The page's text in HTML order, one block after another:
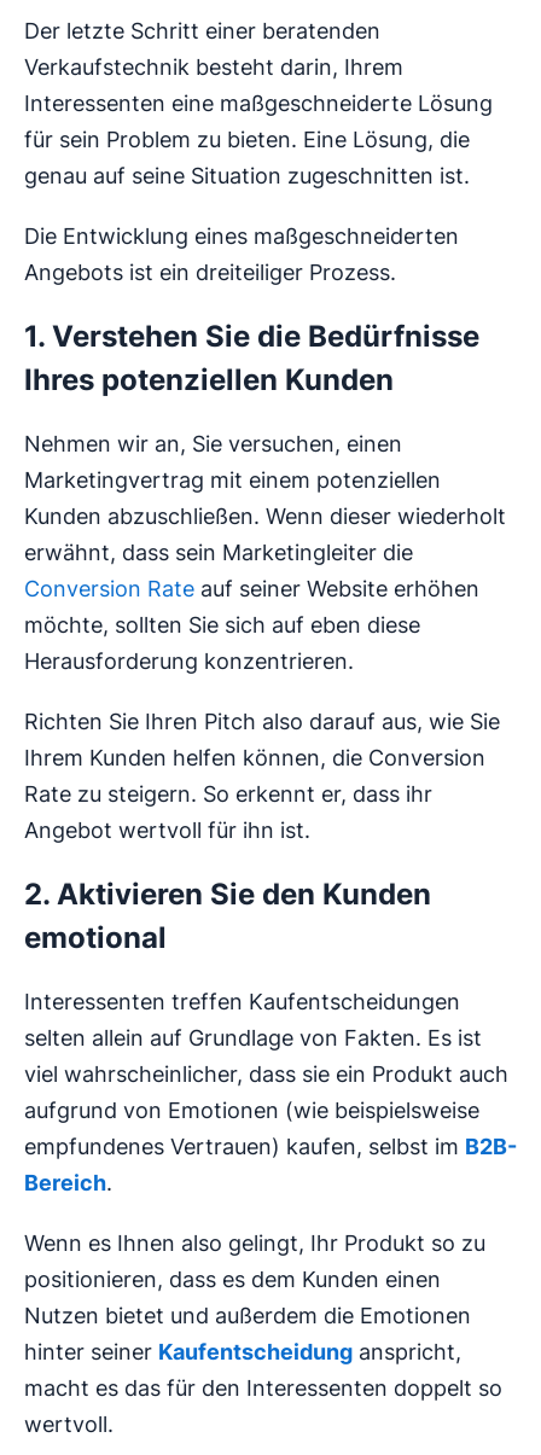
Der letzte Schritt einer beratenden
Verkaufstechnik besteht darin, Ihrem
Interessenten eine maßgeschneiderte Lösung
für sein Problem zu bieten. Eine Lösung, die
genau auf seine Situation zugeschnitten ist.
Die Entwicklung eines maßgeschneiderten
Angebots ist ein dreiteiliger Prozess.
1. Verstehen Sie die Bedürfnisse
Ihres potenziellen Kunden
Nehmen wir an, Sie versuchen, einen
Marketingvertrag mit einem potenziellen
Kunden abzuschließen. Wenn dieser wiederholt
erwähnt, dass sein Marketingleiter die
Conversion Rate auf seiner Website erhöhen
möchte, sollten Sie sich auf eben diese
Herausforderung konzentrieren.
Richten Sie Ihren Pitch also darauf aus, wie Sie
Ihrem Kunden helfen können, die Conversion
Rate zu steigern. So erkennt er, dass ihr
Angebot wertvoll für ihn ist.
2. Aktivieren Sie den Kunden
emotional
Interessenten treffen Kaufentscheidungen
selten allein auf Grundlage von Fakten. Es ist
viel wahrscheinlicher, dass sie ein Produkt auch
aufgrund von Emotionen (wie beispielsweise
empfundenes Vertrauen) kaufen, selbst im B2B-
Bereich.
Wenn es Ihnen also gelingt, Ihr Produkt so zu
positionieren, dass es dem Kunden einen
Nutzen bietet und außerdem die Emotionen
hinter seiner Kaufentscheidung anspricht,
macht es das für den Interessenten doppelt so
wertvoll.